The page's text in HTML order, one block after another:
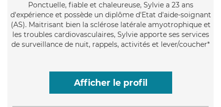
Ponctuelle, fiable et chaleureuse, Sylvie a 23 ans
d'expérience et possède un diplôme d'Etat d'aide-soignant
(AS). Maitrisant bien la sclérose latérale amyotrophique et
les troubles cardiovasculaires, Sylvie apporte ses services
de surveillance de nuit, rappels, activités et lever/coucher*
Afficher le profil